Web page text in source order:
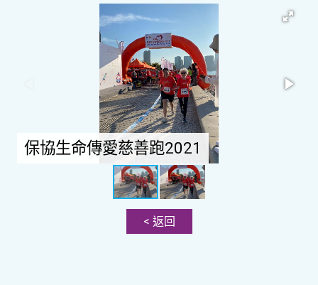
保協生命傳愛慈善跑2021
< 返回